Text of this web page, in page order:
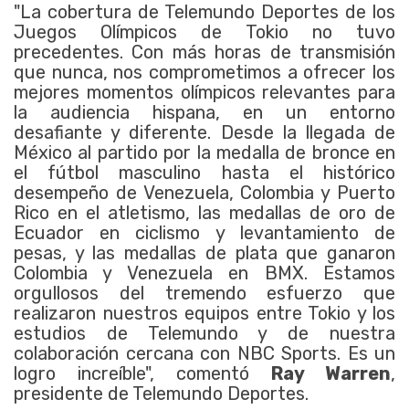
"La cobertura de Telemundo Deportes de los
Juegos Olímpicos de Tokio no tuvo
precedentes. Con más horas de transmisión
que nunca, nos comprometimos a ofrecer los
mejores momentos olímpicos relevantes para
la audiencia hispana, en un entorno
desafiante y diferente. Desde la llegada de
México al partido por la medalla de bronce en
el fútbol masculino hasta el histórico
desempeño de Venezuela, Colombia y Puerto
Rico en el atletismo, las medallas de oro de
Ecuador en ciclismo y levantamiento de
pesas, y las medallas de plata que ganaron
Colombia y Venezuela en BMX. Estamos
orgullosos del tremendo esfuerzo que
realizaron nuestros equipos entre Tokio y los
estudios de Telemundo y de nuestra
colaboración cercana con NBC Sports. Es un
logro increíble", comentó Ray Warren,
presidente de Telemundo Deportes.